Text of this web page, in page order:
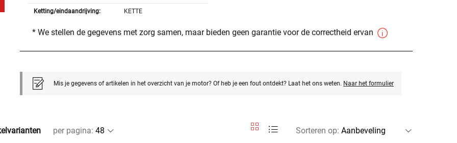
Ketting/eindaandrijving: KETTE
* We stellen de gegevens met zorg samen, maar bieden geen garantie voor de correctheid ervan
Mis je gegevens of artikelen in het overzicht van je motor? Of heb je een fout ontdekt? Laat het ons weten. Naar het formulier
per pagina: Sorteren op: